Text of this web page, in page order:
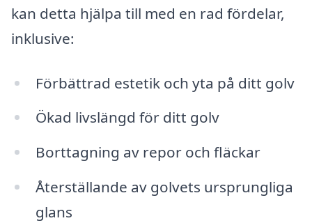
kan detta hjälpa till med en rad fördelar,
inklusive:
Förbättrad estetik och yta på ditt golv
Ökad livslängd för ditt golv
Borttagning av repor och fläckar
Återställande av golvets ursprungliga
glans